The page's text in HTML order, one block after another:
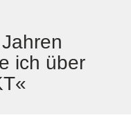
»Für mich ist
MARKT-
Pflichtlektüre!«